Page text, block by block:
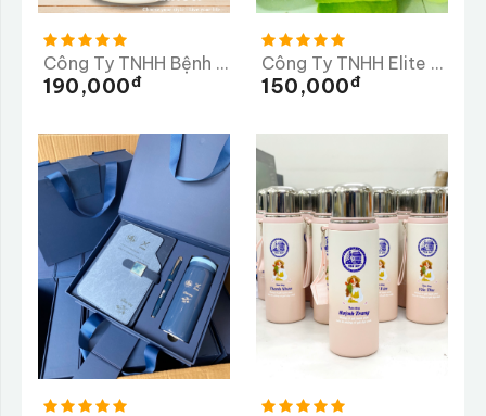
Công Ty TNHH Bệnh Viện Mắt Quang Đức
190,000Đ
Công Ty TNHH Elite Long Thành
150,000Đ